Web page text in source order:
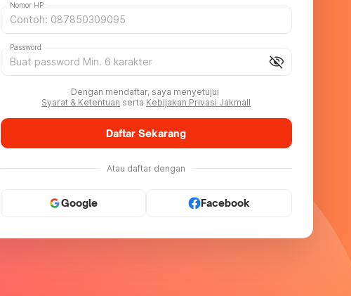
Nomor HP
visibility_off
Password
Dengan mendaftar, saya menyetujui
Syarat & Ketentuan serta Kebijakan Privasi Jakmall
Daftar Sekarang
Atau daftar dengan
Google Facebook